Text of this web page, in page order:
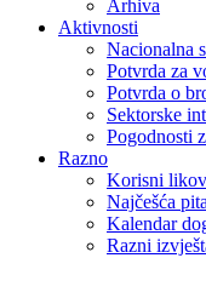
Arhiva
Aktivnosti
Nacionalna
Potvrda za
Potvrda o
Sektorske
Pogodnosti
Razno
Korisni
Najčešća
Kalendar
Razni